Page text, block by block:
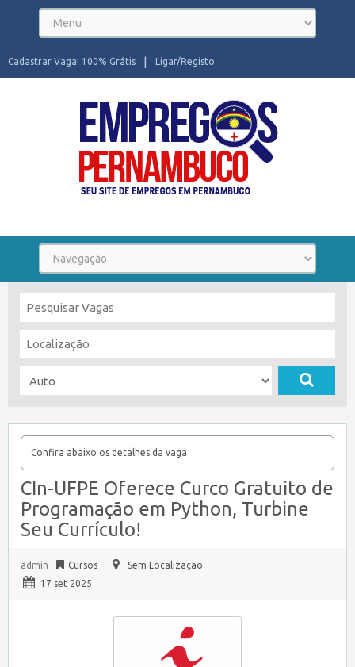
Ligar/Registo
Cadastrar Vaga! 100% Grátis
Confira abaixo os detalhes da vaga
CIn-UFPE Oferece Curco Gratuito de
Programação em Python, Turbine
Seu Currículo!
admin Cursos
Sem Localização
17 set 2025